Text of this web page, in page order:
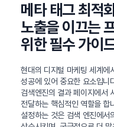
메타 태그 최적
노출을 이끄는
위한 필수 가이
현대의 디지털 마케팅 세계에
성공에 있어 중요한 요소입니
검색엔진의 결과 페이지에서
전달하는 핵심적인 역할을 합
설정하는 것은 검색 엔진에